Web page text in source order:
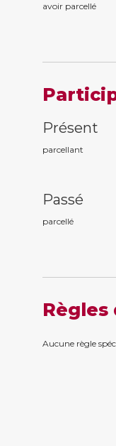
avoir parcellé
Présent
parcellant
Passé
parcellé
Règles
Aucune règle